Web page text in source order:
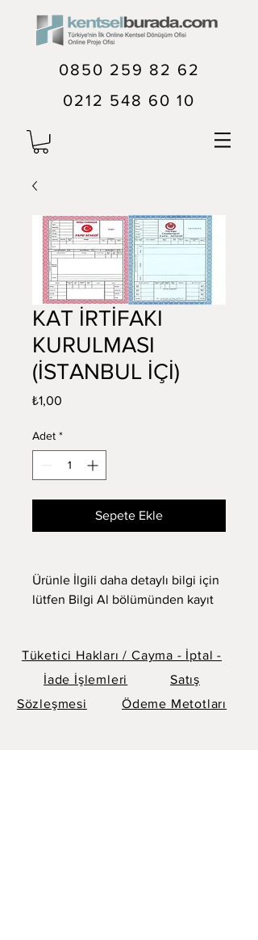
0850 259 82 62
0212 548 60 10
KAT İRTİFAKI
KURULMASI
(İSTANBUL İÇİ)
₺1,00
Adet *
Sepete Ekle
Ürünle İlgili daha detaylı bilgi için
lütfen Bilgi Al bölümünden kayıt
Tüketici Hakları / Cayma - İptal -
İade İşlemleri
Satış
Sözleşmesi
Ödeme Metotları